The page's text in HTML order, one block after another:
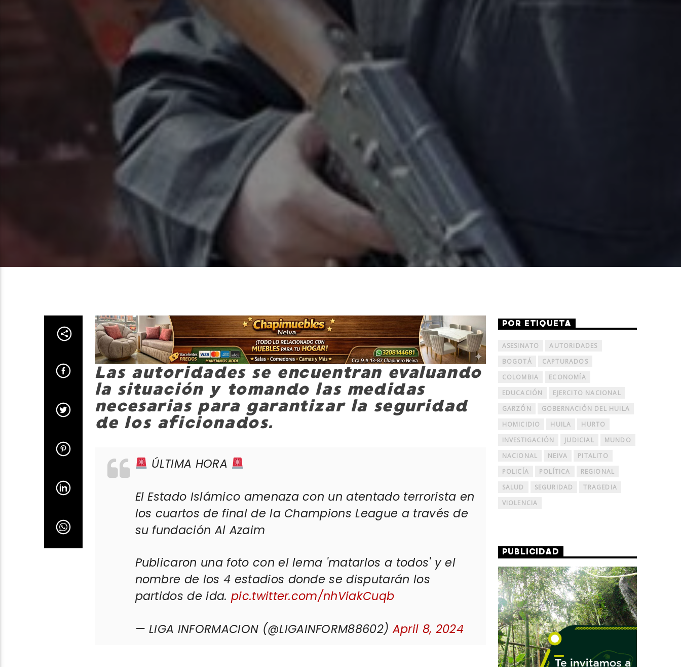
Las autoridades se encuentran evaluando
la situación y tomando las medidas
necesarias para garantizar la seguridad
de los aficionados.
ÚLTIMA HORA
El Estado Islámico amenaza con un atentado terrorista en
los cuartos de final de la Champions League a través de
su fundación Al Azaim
Publicaron una foto con el lema 'matarlos a todos' y el
nombre de los 4 estadios donde se disputarán los
partidos de ida. pic.twitter.com/nhViakCuqb
— LIGA INFORMACION (@LIGAINFORM88602)April 8, 2024
POR ETIQUETA
ASESINATO
AUTORIDADES
BOGOTÁ
CAPTURADOS
COLOMBIA
ECONOMÍA
EDUCACIÓN
EJERCITO NACIONAL
GARZÓN
GOBERNACIÓN DEL HUILA
HOMICIDIO
HUILA
HURTO
INVESTIGACIÓN
JUDICIAL
MUNDO
NACIONAL
NEIVA
PITALITO
POLICÍA
POLÍTICA
REGIONAL
SALUD
SEGURIDAD
TRAGEDIA
VIOLENCIA
PUBLICIDAD